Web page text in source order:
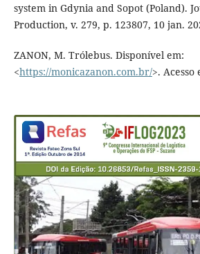
system in Gdynia and Sopot (Poland).
Production, v. 279, p. 123807, 10 jan.
ZANON, M. Trólebus. Disponível em:
<https://monicazanon.com.br/>. Acesso